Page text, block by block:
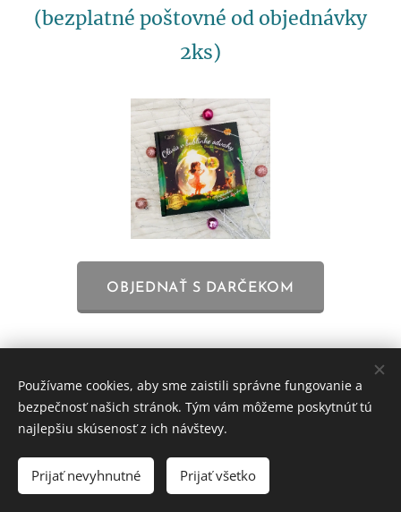
(bezplatné poštovné od objednávky
2ks)
OBJEDNAŤ S DARČEKOM
©TOP1 knihy s.r.o. & Michaela Ray / S láskou vydané
v roku 2021-26
vlastníctvom autorky a vydavateľstva!
Ochrana osobných údajov
Používame cookies, aby sme zaistili správne fungovanie a
bezpečnosť našich stránok. Tým vám môžeme poskytnúť tú
najlepšiu skúsenosť z ich návštevy.
Prijať nevyhnutné Prijať všetko